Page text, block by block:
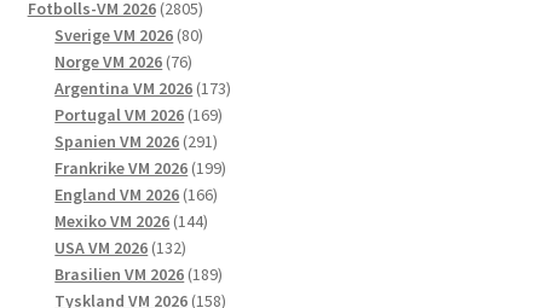
Fotbolls-VM 2026 28052805
produkter
Sverige VM 2026 8080
Norge VM 2026 7676
produkter
Argentina VM 2026 173173
Portugal VM 2026 169169
Spanien VM 2026 291291
produkter
Frankrike VM 2026 199199
England VM 2026 166166
Mexiko VM 2026 144144
USA VM 2026 132132
produkter
Brasilien VM 2026 189189
produkter
Tyskland VM 2026 158158